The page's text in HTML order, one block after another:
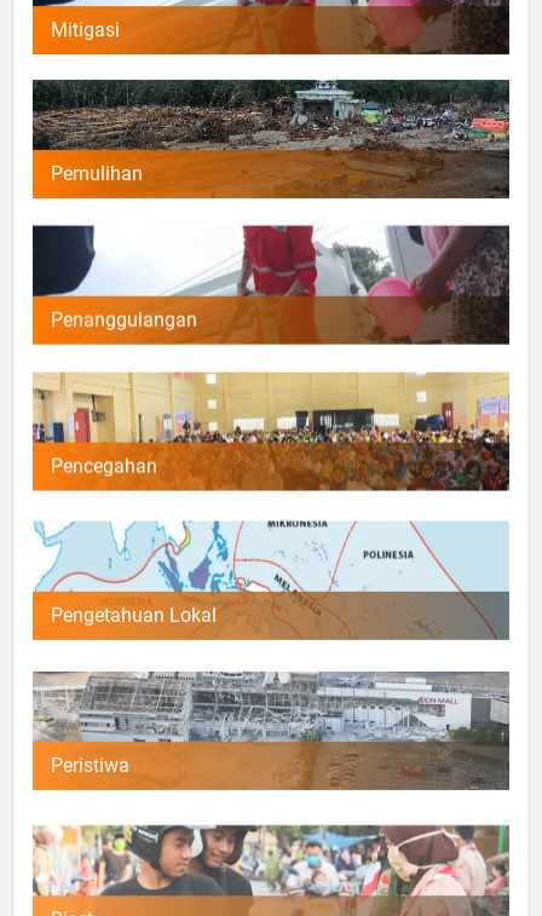
Mitigasi
Pemulihan
Penanggulangan
Pencegahan
Pengetahuan Lokal
Peristiwa
Riset